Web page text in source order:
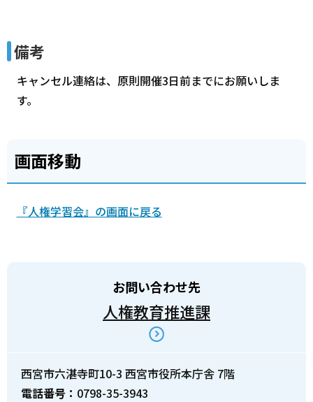
備考
キャンセル連絡は、原則開催3日前までにお願いしま
す。
画面移動
『人権学習会』の画面に戻る
お問い合わせ先
人権教育推進課
西宮市六湛寺町10-3 西宮市役所本庁舎 7階
電話番号： 0798-35-3943